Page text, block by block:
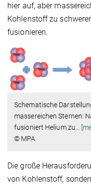
hier auf, aber
Kohlenstoff zu
fusionieren.
Schematische
massereichen Sternen:
fusioniert Helium zu
© MPA
Die große
von Kohlenstoff,